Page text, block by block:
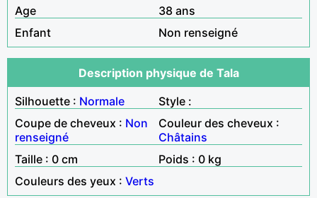
Age
38 ans
Enfant
Non renseigné
Description physique de Tala
Silhouette : Normale
Style :
Coupe de cheveux : Non
renseigné
Couleur des cheveux :
Châtains
Taille : 0 cm
Poids : 0 kg
Couleurs des yeux : Verts